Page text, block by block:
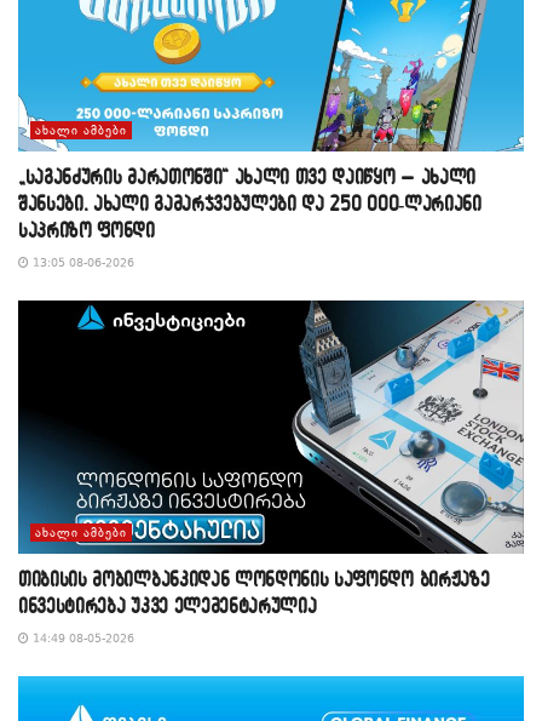
ᲐᲮᲐᲚᲘ ᲐᲛᲑᲔᲑᲘ
„საგანძურის მარათონში“ ახალი თვე დაიწყო – ახალი
შანსები, ახალი გამარჯვებულები და 250 000-ლარიანი
საპრიზო ფონდი
13:05 08-06-2026
ᲐᲮᲐᲚᲘ ᲐᲛᲑᲔᲑᲘ
თიბისის მობილბანკიდან ლონდონის საფონდო ბირჟაზე
ინვესტირება უკვე ელემენტარულია
14:49 08-05-2026